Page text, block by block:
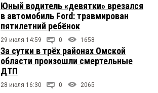
Юный водитель «девятки» врезался
в автомобиль Ford: травмирован
пятилетний ребёнок
29 июля 14:59 0 1658
За сутки в трёх районах Омской
области произошли смертельные
ДТП
28 июля 16:30 0 2065